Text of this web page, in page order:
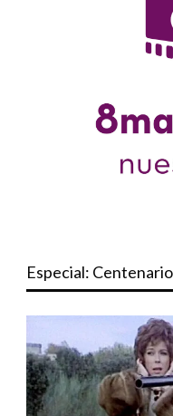
Especial: